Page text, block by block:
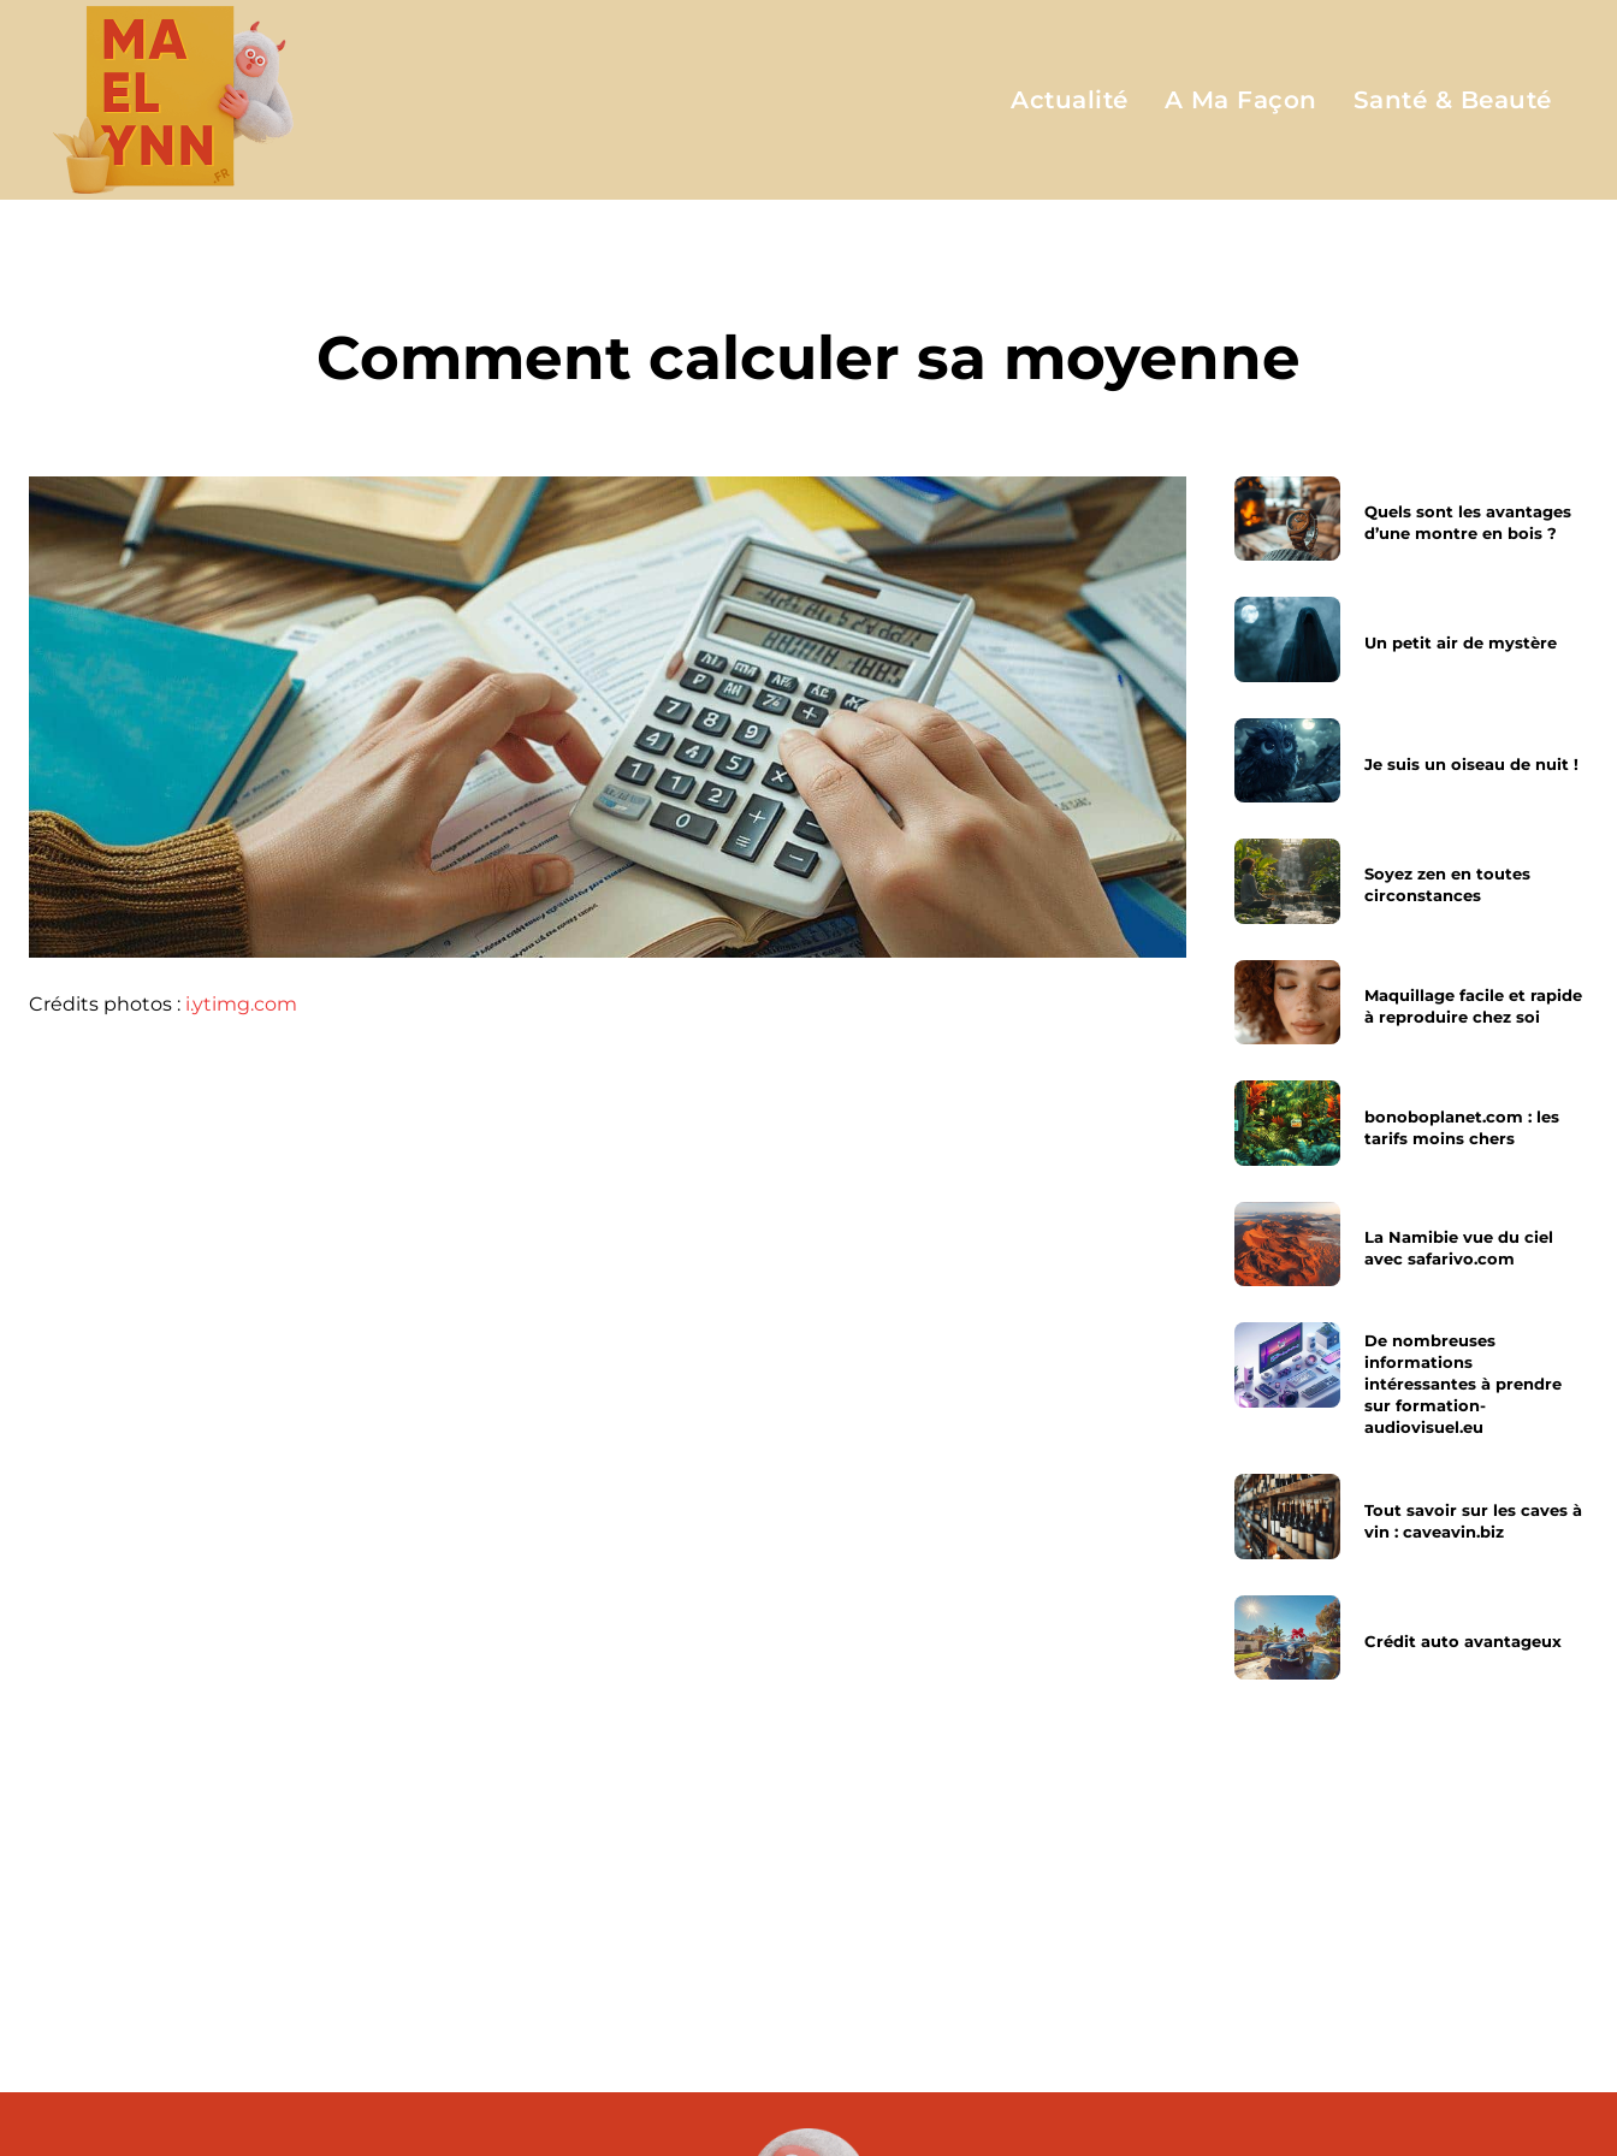
Actualité A Ma Façon Santé & Beauté
Comment calculer sa moyenne
Crédits photos : i.ytimg.com
Quels sont les avantages
d’une montre en bois ?
Un petit air de mystère
Je suis un oiseau de nuit !
Soyez zen en toutes
circonstances
Maquillage facile et rapide
à reproduire chez soi
bonoboplanet.com : les
tarifs moins chers
La Namibie vue du ciel
avec safarivo.com
De nombreuses
informations
intéressantes à prendre
sur formation-
audiovisuel.eu
Tout savoir sur les caves à
vin : caveavin.biz
Crédit auto avantageux